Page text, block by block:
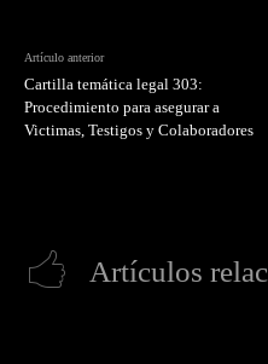
Artículo anterior
Cartilla temática legal 303:
Procedimiento para asegurar a
Victimas, Testigos y Colaboradores
Artículos